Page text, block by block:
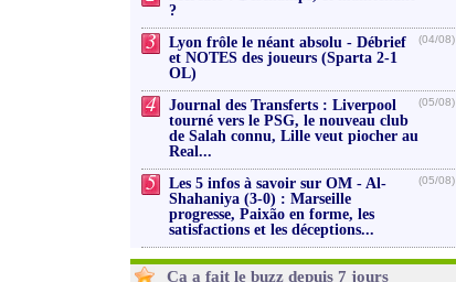
?
3
Lyon frôle le néant absolu - Débrief
et NOTES des joueurs (Sparta 2-1
OL)
(04/08)
4
Journal des Transferts : Liverpool
tourné vers le PSG, le nouveau club
de Salah connu, Lille veut piocher au
Real...
(05/08)
5
Les 5 infos à savoir sur OM - Al-
Shahaniya (3-0) : Marseille
progresse, Paixão en forme, les
satisfactions et les déceptions...
(05/08)
Ça a fait le buzz depuis 7 jours